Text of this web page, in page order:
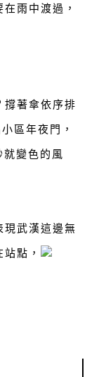
雨中渡過，
撐著傘依序排
區年夜門，
變色的風
現武漢這邊無
點，